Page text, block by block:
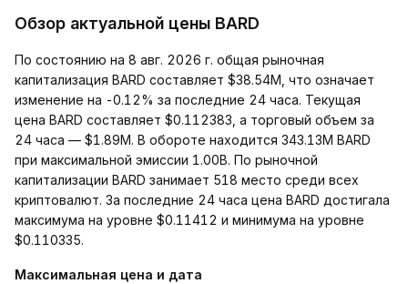
Обзор актуальной цены BARD
По состоянию на 8 авг. 2026 г. общая рыночная
капитализация BARD составляет $38.54M, что означает
изменение на -0.12% за последние 24 часа. Текущая
цена BARD составляет $0.112383, а торговый объем за
24 часа — $1.89M. В обороте находится 343.13M BARD
при максимальной эмиссии 1.00B. По рыночной
капитализации BARD занимает 518 место среди всех
криптовалют. За последние 24 часа цена BARD достигала
максимума на уровне $0.11412 и минимума на уровне
$0.110335.
Максимальная цена и дата